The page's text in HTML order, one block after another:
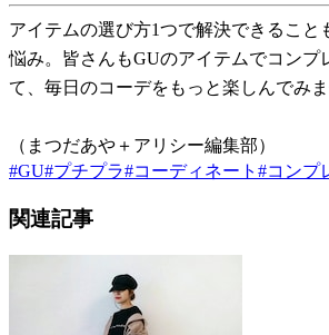
アイテムの選び方1つで解決できること
悩み。皆さんもGUのアイテムでコンプ
て、毎日のコーデをもっと楽しんでみ
（まつだあや＋アリシー編集部）
#GU#プチプラ#コーディネート #コンプ
関連記事